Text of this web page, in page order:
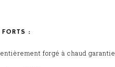
:
forgé à chaud garantie